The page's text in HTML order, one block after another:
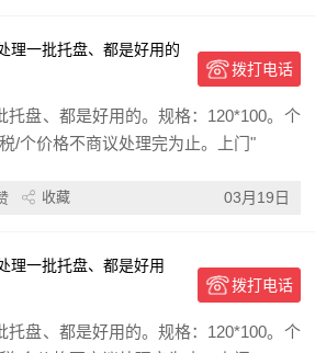
理一批托盘、都是好用的
拨打电话
托盘、都是好用的。规格：120*100。个
/个价格不商议处理完为止。上门"
收藏 03月19日
理一批托盘、都是好用
。
拨打电话
托盘、都是好用的。规格：120*100。个